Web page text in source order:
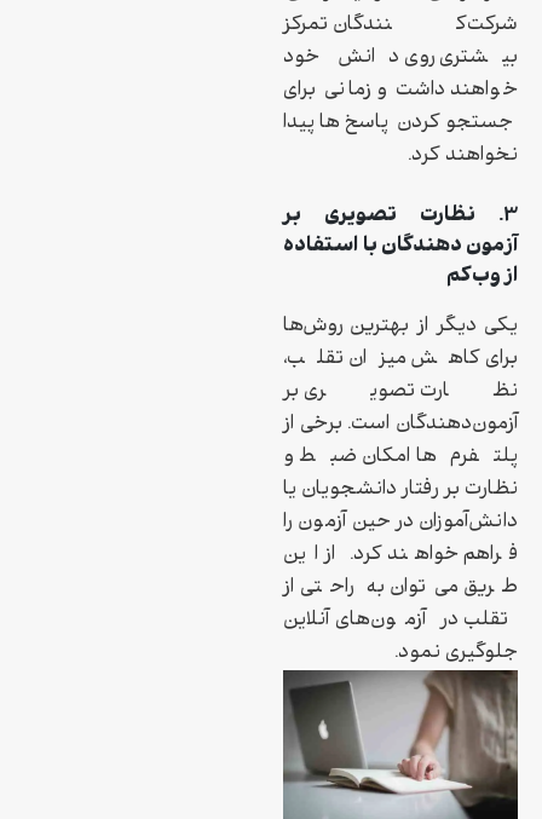
شرکت‌کنندگان تمرکز
بیشتری روی دانش خود
خواهند داشت و زمانی برای
جستجو کردن پاسخ‌ها پیدا
نخواهند کرد.
۳. نظارت تصویری بر
آزمون‌دهندگان با استفاده
از وب‌کم
یکی دیگر از بهترین روش‌ها
برای کاهش میزان تقلب،
نظارت تصویری بر
آزمون‌دهندگان است. برخی از
پلتفرم‌ها امکان ضبط و
نظارت بر رفتار دانشجویان یا
دانش‌آموزان در حین آزمون را
فراهم خواهند کرد. از این
طریق می‌توان به راحتی از
تقلب در آزمون‌های آنلاین
جلوگیری نمود.